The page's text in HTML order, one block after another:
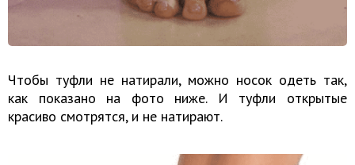
Чтобы туфли не натирали, можно носок одеть так,
как показано на фото ниже. И туфли открытые
красиво смотрятся, и не натирают.